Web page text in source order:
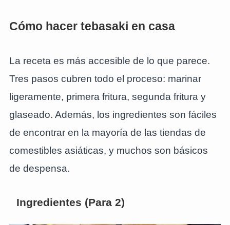
Cómo hacer tebasaki en casa
La receta es más accesible de lo que parece.
Tres pasos cubren todo el proceso: marinar
ligeramente, primera fritura, segunda fritura y
glaseado. Además, los ingredientes son fáciles
de encontrar en la mayoría de las tiendas de
comestibles asiáticas, y muchos son básicos
de despensa.
Ingredientes (Para 2)